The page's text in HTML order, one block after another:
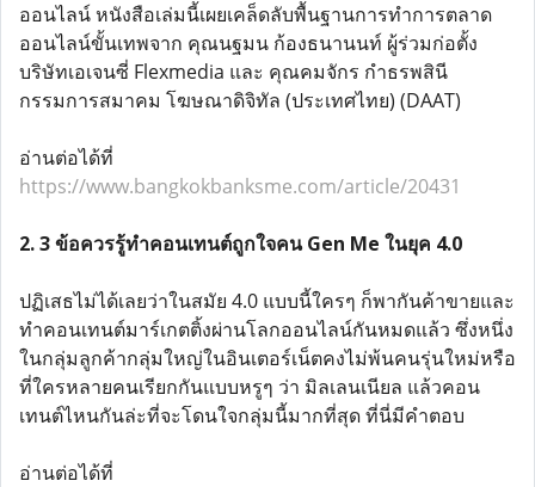
ออนไลน์ หนังสือเล่มนี้เผยเคล็ดลับพื้นฐานการทำการตลาด
ออนไลน์ขั้นเทพจาก คุณนฐมน ก้องธนานนท์ ผู้ร่วมก่อตั้ง
บริษัทเอเจนซี่ Flexmedia และ คุณคมจักร กำธรพสินี
กรรมการสมาคม โฆษณาดิจิทัล (ประเทศไทย) (DAAT)
อ่านต่อได้ที่
https://www.bangkokbanksme.com/article/20431
2. 3 ข้อควรรู้ทำคอนเทนต์ถูกใจคน Gen Me ในยุค 4.0
ปฏิเสธไม่ได้เลยว่าในสมัย 4.0 แบบนี้ใครๆ ก็พากันค้าขายและ
ทำคอนเทนต์มาร์เกตติ้งผ่านโลกออนไลน์กันหมดแล้ว ซึ่งหนึ่ง
ในกลุ่มลูกค้ากลุ่มใหญ่ในอินเตอร์เน็ตคงไม่พ้นคนรุ่นใหม่หรือ
ที่ใครหลายคนเรียกกันแบบหรูๆ ว่า มิลเลนเนียล แล้วคอน
เทนต์ไหนกันล่ะที่จะโดนใจกลุ่มนี้มากที่สุด ที่นี่มีคำตอบ
อ่านต่อได้ที่